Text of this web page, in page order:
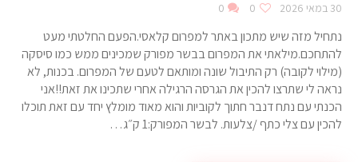
30 במאי 2026 0
0
נתחיל מזה שיש מתכון באתר למפרום קלאסי.הפעם החלטתי מעט
להתחכם.מילאתי את המפרום בבשר מפורק שמכינים ממש כמו סיסקה
(מילוי לקובה) רק התיבול שונה ומותאם לטעם של המפרום. בכנות, לא
נראה לי שתרצו להכין את הגרסה הרגילה אחרי שתכינו את זאת!!אני
הכנתי עם נתח דנבר חתוך לקוביות והוא מאוד מומלץ יחד עם זאת תוכלו
להכין עם צלי כתף /צלעות. לבשר המפורק:1 ק״ג…